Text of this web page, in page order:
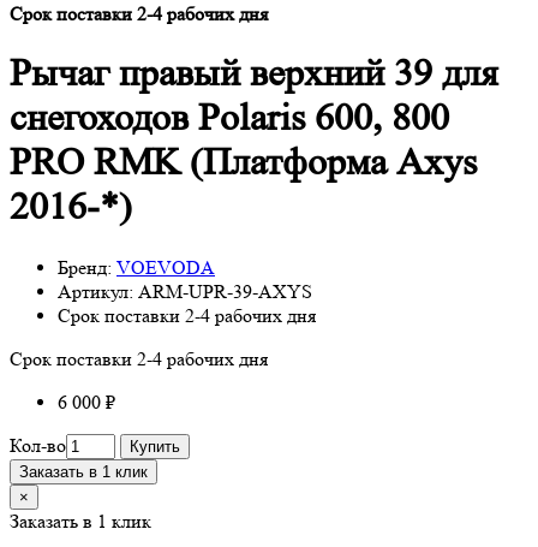
Срок поставки 2-4 рабочих дня
Рычаг правый верхний 39 для
снегоходов Polaris 600, 800
PRO RMK (Платформа Axys
2016-*)
Бренд: VOEVODA
Артикул: ARM-UPR-39-AXYS
Срок поставки 2-4 рабочих дня
Срок поставки 2-4 рабочих дня
6 000 ₽
Кол-во
Купить
Заказать в 1 клик
×
Заказать в 1 клик